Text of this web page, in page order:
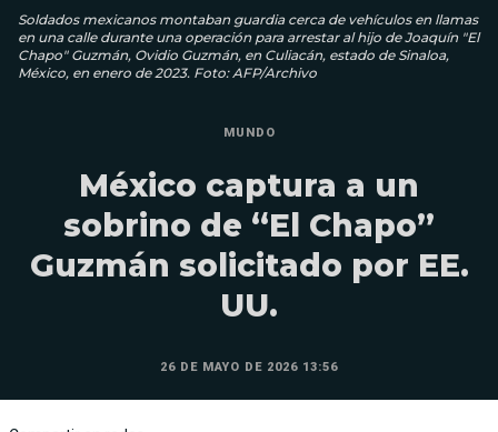
Soldados mexicanos montaban guardia cerca de vehículos en llamas
en una calle durante una operación para arrestar al hijo de Joaquín "El
Chapo" Guzmán, Ovidio Guzmán, en Culiacán, estado de Sinaloa,
México, en enero de 2023. Foto: AFP/Archivo
MUNDO
México captura a un
sobrino de “El Chapo”
Guzmán solicitado por EE.
UU.
26 DE MAYO DE 2026 13:56